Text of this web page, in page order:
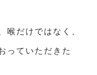
喉だけではなく、
っていただきた